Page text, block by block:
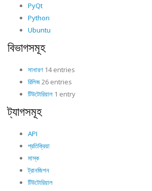
PyQt
Python
Ubuntu
বিভাগসমূহ
সাধারণ 14 entries
রিলিজ26 entries
টিউটোরিয়াল 1 entry
ট্যাগসমূহ
API
প্রতিক্রিয়া
মাস্ক
ট্রানজিশন
টিউটোরিয়াল